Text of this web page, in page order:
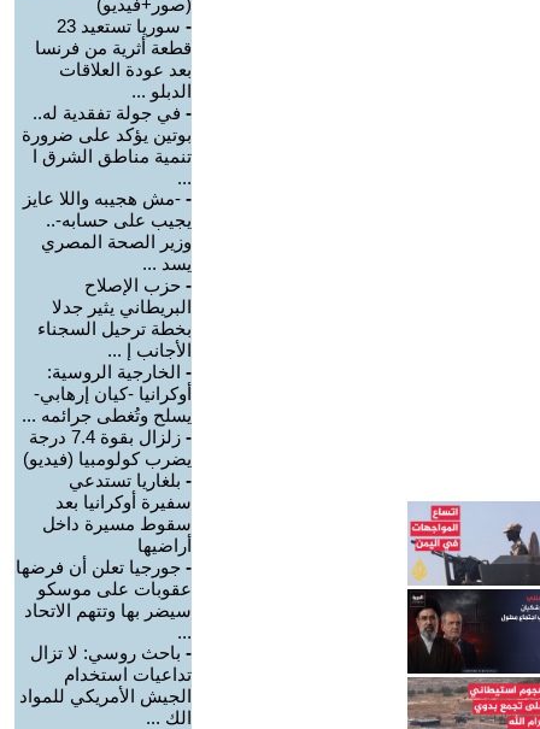
(صور+فيديو)
-
سوريا تستعيد 23
قطعة أثرية من فرنسا
بعد عودة العلاقات
الدبلو ...
- في جولة تفقدية له..
بوتين يؤكد على ضرورة
تنمية مناطق الشرق ا
...
- -مش هجيبه واللا عايز
يجيب على حسابه-..
وزير الصحة المصري
يسد ...
- حزب الإصلاح
البريطاني يثير جدلا
بخطة ترحيل السجناء
الأجانب إ ...
- الخارجية الروسية:
أوكرانيا -كيان إرهابي-
يسلح وتُغطى جرائمه ...
-
زلزال بقوة 7.4 درجة
يضرب كولومبيا (فيديو)
- بلغاريا تستدعي
سفيرة أوكرانيا بعد
سقوط مسيرة داخل
أراضيها
- جورجيا تعلن أن فرضها
عقوبات على موسكو
سيضر بها وتتهم الاتحاد
...
- باحث روسي: لا تزال
تداعيات استخدام
الجيش الأمريكي للمواد
الك ...